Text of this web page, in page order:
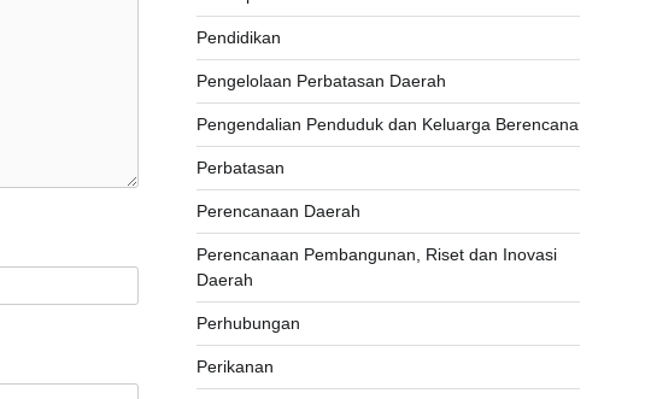
Pendidikan
Pengelolaan Perbatasan Daerah
Pengendalian Penduduk dan Keluarga Berencana
Perbatasan
Perencanaan Daerah
Perencanaan Pembangunan, Riset dan Inovasi
Daerah
Perhubungan
Perikanan